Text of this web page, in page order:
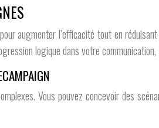
pour augmenter l’efficacité tout en
logique dans votre
Vous pouvez concevoir des